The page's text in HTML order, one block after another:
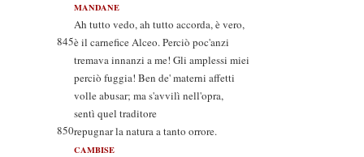
MANDANE
Ah tutto vedo, ah tutto accorda, è vero,
845è il carnefice Alceo. Perciò poc'anzi
tremava innanzi a me! Gli amplessi miei
perciò fuggia! Ben de' materni affetti
volle abusar; ma s'avvilì nell'opra,
sentì quel traditore
850repugnar la natura a tanto orrore.
CAMBISE